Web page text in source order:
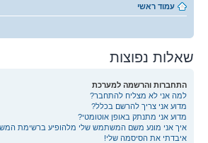
עמוד ראשי
שאלות נפוצות
התחברות והרשמה למערכת
למה אני לא מצליח להתחבר?
מדוע אני צריך להרשם בכלל?
מדוע אני מתנתק באופן אוטומטי?
איך אני מונע משם המשתמש שלי מלהופיע ברשימת
איבדתי את הסיסמה שלי!